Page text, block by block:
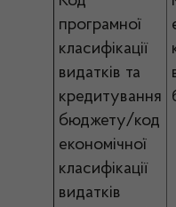
програмної
класифікації
видатків та
кредитування
бюджету/код
економічної
класифікації
видатків